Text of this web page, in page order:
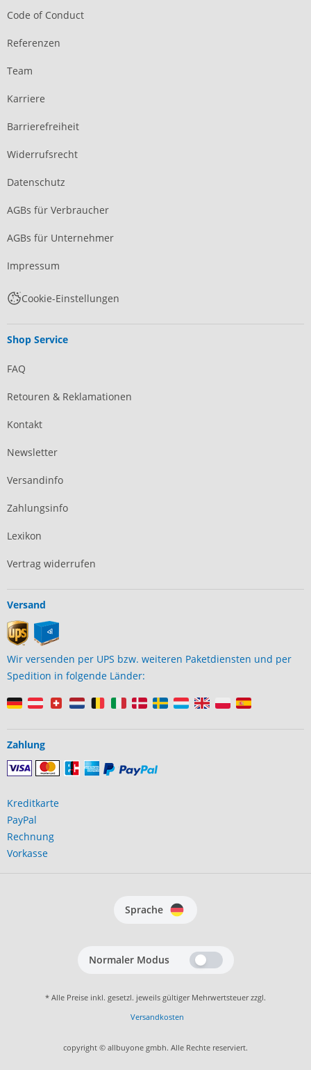
Code of Conduct
Referenzen
Team
Karriere
Barrierefreiheit
Widerrufsrecht
Datenschutz
AGBs für Verbraucher
AGBs für Unternehmer
Impressum
Cookie-Einstellungen
Shop Service
FAQ
Retouren & Reklamationen
Kontakt
Newsletter
Versandinfo
Zahlungsinfo
Lexikon
Vertrag widerrufen
Versand
Wir versenden per UPS bzw. weiteren Paketdiensten und per
Spedition in folgende Länder:
Zahlung
Kreditkarte
PayPal
Rechnung
Vorkasse
Sprache
Normaler Modus
* Alle Preise inkl. gesetzl. jeweils gültiger Mehrwertsteuer zzgl.
Versandkosten
copyright © allbuyone gmbh. Alle Rechte reserviert.